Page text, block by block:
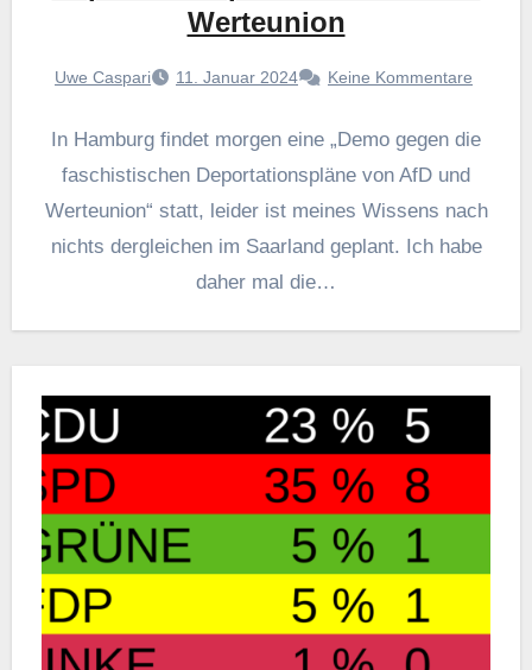
Werteunion
Uwe Caspari 11. Januar 2024 Keine Kommentare
In Hamburg findet morgen eine „Demo gegen die
faschistischen Deportationspläne von AfD und
Werteunion“ statt, leider ist meines Wissens nach
nichts dergleichen im Saarland geplant. Ich habe
daher mal die…